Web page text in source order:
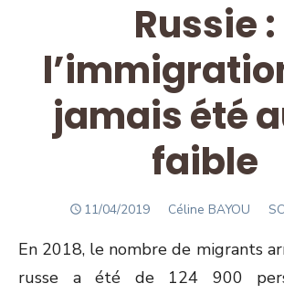
Russie :
jamais été
faible
POSTED
11/04/2019 Author
Céline BAYOU
En 2018, le nombre de migrants
russe a été de 124 900